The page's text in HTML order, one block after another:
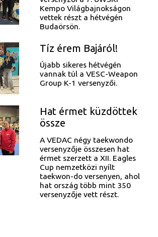
Kempo Világbajnokságon
vettek részt a hétvégén
Budaörsön.
Tíz érem Bajáról!
Újabb sikeres hétvégén
vannak túl a VESC-Weapon
Group K-1 versenyzői.
Hat érmet küzdöttek
össze
A VEDAC négy taekwondo
versenyzője összesen hat
érmet szerzett a XII. Eagles
Cup nemzetközi nyílt
taekwon-do versenyen, ahol
hat ország több mint 350
versenyzője vett részt.